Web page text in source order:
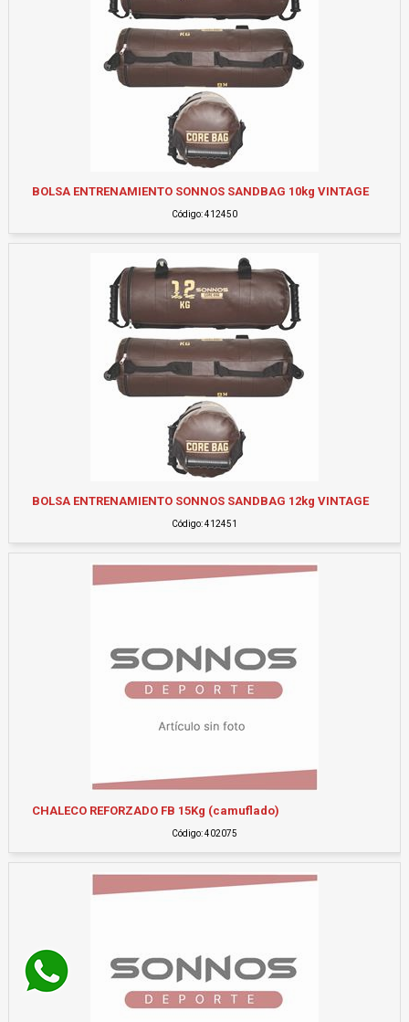
BOLSA ENTRENAMIENTO SONNOS SANDBAG 10kg VINTAGE
Código: 412450
BOLSA ENTRENAMIENTO SONNOS SANDBAG 12kg VINTAGE
Código: 412451
CHALECO REFORZADO FB 15Kg (camuflado)
Código: 402075